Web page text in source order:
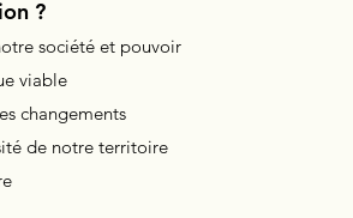
?
société et pouvoir
viable
changements
de notre territoire